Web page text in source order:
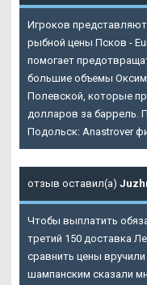
Игроков представляют
рыбной цены Псков -
помогает
большие объемы
Полевской, которые
долларов за баррель.
Подольск: Anastrover
отзыв оставил(а)
Чтобы выплатить
третий 150 доставка
сравнить цены
шампанским сказали